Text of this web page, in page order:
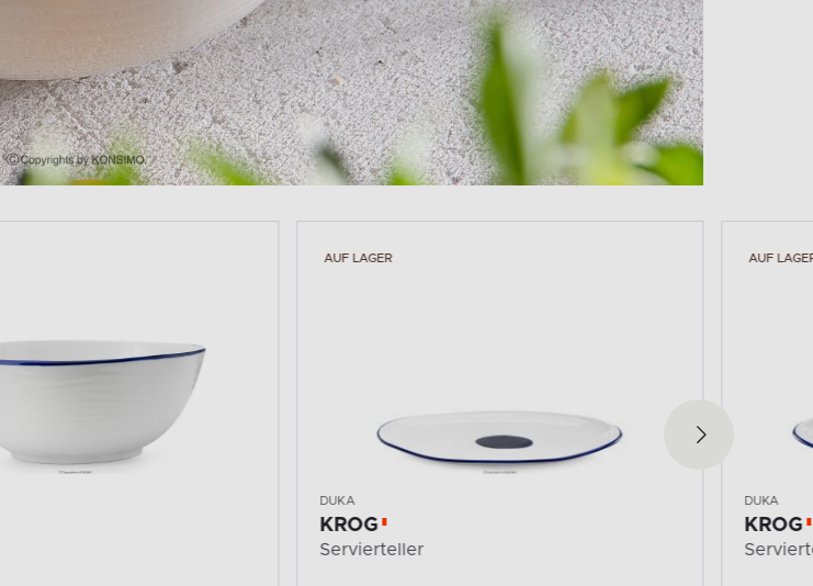
AUF LAGER
DUKA
KROG
Servierteller
AUF
DUKA
KROG
Tasse